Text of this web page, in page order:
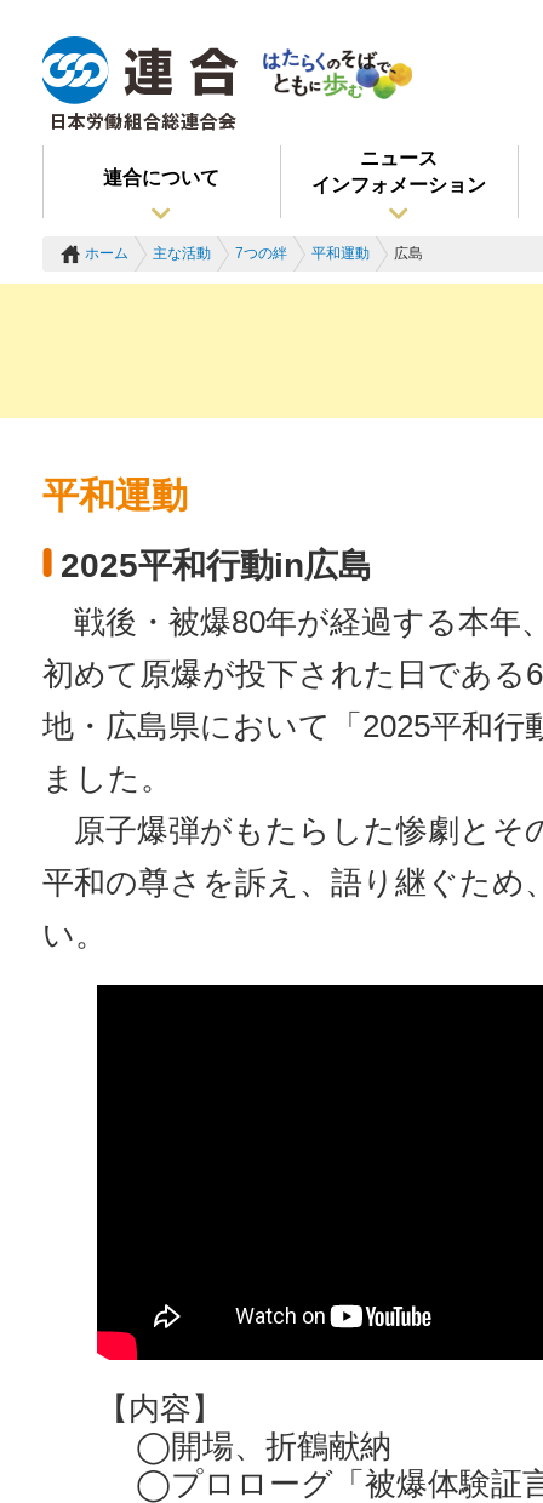
連合について
ニュース
インフォメーション
ホーム 主な活動 7つの絆 平和運動 広島
平和運動
2025平和行動in広島
戦後・被爆80年が経過する本年
初めて原爆が投下された日である
地・広島県において「2025平和行
ました。
原子爆弾がもたらした惨劇とそ
平和の尊さを訴え、語り継ぐため
い。
【内容】
◯開場、折鶴献納
◯プロローグ「被爆体験証